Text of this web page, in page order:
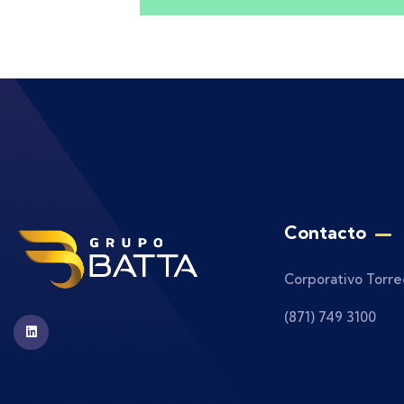
Contacto
Corporativo
(871) 749 3100